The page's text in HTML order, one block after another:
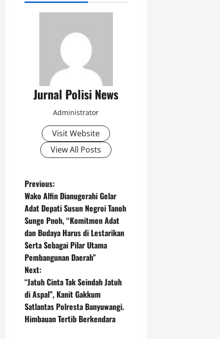
Jurnal Polisi News
Administrator
Visit Website
View All Posts
P
o
s
t
n
a
v
Previous:
Wako Alfin Dianugerahi Gelar
Adat Depati Susun Negroi Tanoh
Sunge Pnoh, “Komitmen Adat
dan Budaya Harus di Lestarikan
Serta Sebagai Pilar Utama
Pembangunan Daerah”
Next:
“Jatuh Cinta Tak Seindah Jatuh
di Aspal”, Kanit Gakkum
Satlantas Polresta Banyuwangi.
Himbauan Tertib Berkendara